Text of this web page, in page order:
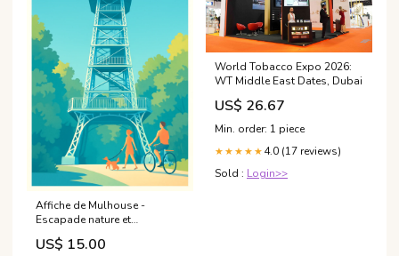
Affiche de Mulhouse -
Escapade nature et
découverte Cadre:Cadre Bois
US$ 15.00
World Tobacco Expo 2026:
WT Middle East Dates, Dubai
US$ 26.67
Min. order: 1 piece
★★★★★ 4.0 (17 reviews)
Sold : Login>>